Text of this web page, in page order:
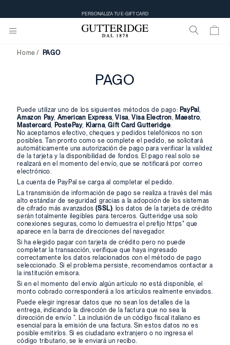
Home PAGO
PAGO
Puede utilizar uno de los siguientes métodos de pago: PayPal,
Amazon Pay, American Express,Visa,Visa Electron, Maestro,
Mastercard, PostePay, Klarna,Gift Card Gutteridge.
No aceptamos efectivo, cheques y pedidos telefónicos no son
posibles. Tan pronto como se complete el pedido, se solicitará
automáticamente una autorización de pago para verificar la validez
de la tarjeta y la disponibilidad de fondos. El pago real solo se
realizará en el momento del envío, que se notificará por correo
electrónico.
La cuenta de PayPal se carga al completar el pedido.
La transmisión de información de pago se realiza a través del más
alto estándar de seguridad gracias a la adopción de los sistemas
de cifrado más avanzados(SSL): los datos de la tarjeta de crédito
serán totalmente ilegibles para terceros. Gutteridge usa solo
conexiones seguras, como lo demuestra el prefijo https" que
aparece en la barra de direcciones del navegador.
Si ha elegido pagar con tarjeta de crédito pero no puede
completar la transacción, verifique que haya ingresado
correctamente los datos relacionados con el método de pago
seleccionado. Si el problema persiste, recomendamos contactar a
la institución emisora.
Si en el momento del envío algún artículo no está disponible, el
monto cobrado corresponderá a los artículos realmente enviados.
Puede elegir ingresar datos que no sean los detalles de la
entrega, indicando la dirección de la factura que no sea la
dirección de envío ". La inclusión de un código fiscal italiano es
esencial para la emisión de una factura. Sin estos datos no es
posible emitirlos. Si es ciudadano extranjero o no ingresa el
código tributario, se le enviará un recibo.